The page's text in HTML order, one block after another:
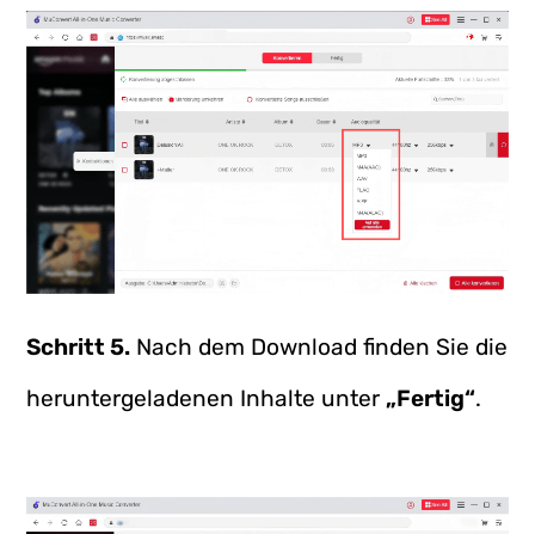
Schritt 5. Nach dem Download finden Sie die
heruntergeladenen Inhalte unter „Fertig“.